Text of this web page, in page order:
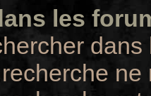
les
dans